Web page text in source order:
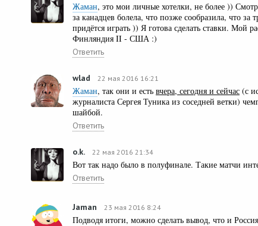
Жаман, это мои личные хотелки, не более ))
за канадцев болела, что позже сообразила, что
придётся играть )) Я готова сделать ставки. Мой
Финляндия II - США :)
Ответить
wlad 22 мая 2016 16:21
Жаман, так они и есть вчера, сегодня и сейчас (с
журналиста Сергея Туника из соседней ветки)
шайбой.
Ответить
o.k. 22 мая 2016 21:34
Вот так надо было в полуфинале. Такие матчи
Ответить
Jamаn 23 мая 2016 8:24
Подводя итоги, можно сделать вывод, что и